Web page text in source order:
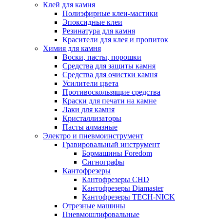
Клей для камня
Полиэфирные клеи-мастики
Эпоксидные клеи
Резинатура для камня
Красители для клея и пропиток
Химия для камня
Воски, пасты, порошки
Средства для защиты камня
Средства для очистки камня
Усилители цвета
Противоскользящие средства
Краски для печати на камне
Лаки для камня
Кристаллизаторы
Пасты алмазные
Электро и пневмоинструмент
Гравировальный инструмент
Бормашины Foredom
Сигнографы
Кантофрезеры
Кантофрезеры CHD
Кантофрезеры Diamaster
Кантофрезеры TECH-NICK
Отрезные машины
Пневмошлифовальные